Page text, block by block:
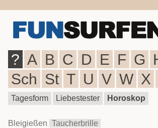
? A B C D E F G
Sch St T U V W X
Tagesform Liebestester Horoskop
Bleigießen Taucherbrille